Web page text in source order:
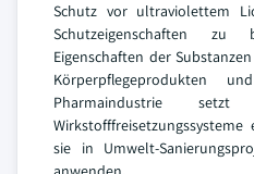
Schutz vor ultraviolettem
Schutzeigenschaften zu
Eigenschaften der
Körperpflegeprodukten
Pharmaindustrie
sie in Umwelt-